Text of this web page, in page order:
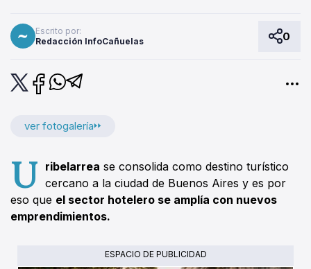
Escrito por:
Redacción InfoCañuelas
0
ver fotogalería
U ribelarrea se consolida como destino turístico
cercano a la ciudad de Buenos Aires y es por
eso que el sector hotelero se amplía con nuevos
emprendimientos.
ESPACIO DE PUBLICIDAD